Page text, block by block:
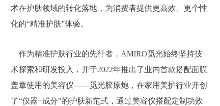
术在护肤领域的转化落地，为消费者提供更高效、更个性
化的“精准护肤”体验。
作为精准护肤行业的先行者，AMIRO觅光始终坚持技
术探索和研发投入，并于2022年推出了业内首款搭配面膜
盖章使用的美容仪——觅光胶原炮，在家用美护行业开创
了“仪器+成分”的护肤新范式，通过美容仪搭配定制功效